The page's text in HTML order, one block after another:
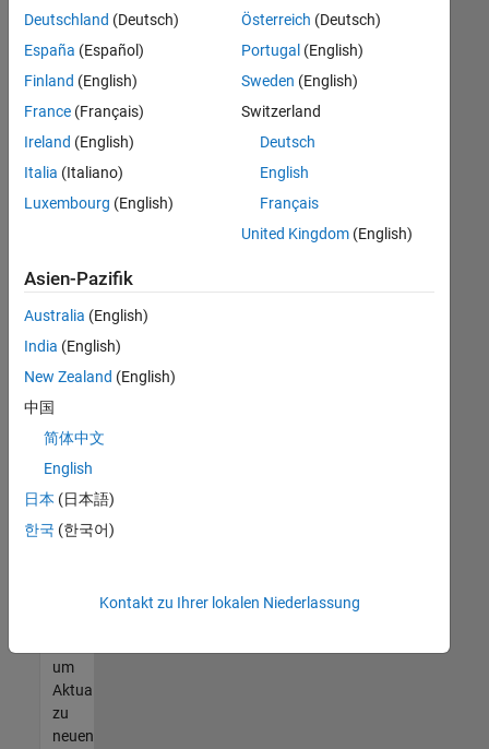
können
die
Suchkriterien
weiter
fassen
oder
alle
Stellenangebote
anzeigen .
noch
keine
offenen
Stellen
können,
die
Ihren
entsprechen,
werden
unseres
um
Aktualisierungen
zu
neuen
Deutschland (Deutsch)
España (Español)
Finland (English)
France (Français)
Ireland (English)
Italia (Italiano)
Luxembourg (English)
Österreich (Deutsch)
Portugal (English)
Sweden (English)
Switzerland
Deutsch
English
Français
United Kingdom(English)
Asien-Pazifik
Australia (English)
India (English)
New Zealand (English)
中国
简体中文
English
日本 (日本語)
한국 (한국어)
Kontakt zu Ihrer lokalen Niederlassung